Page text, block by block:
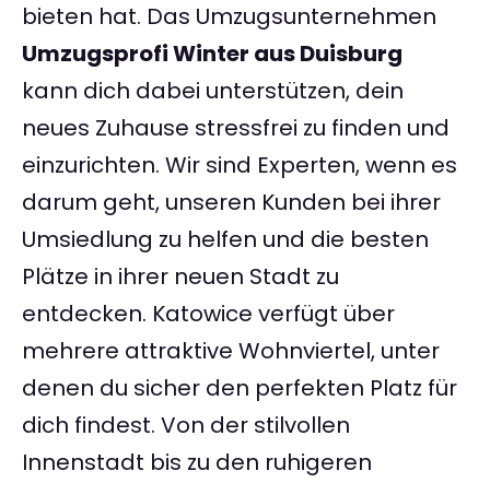
bieten hat. Das Umzugsunternehmen
Umzugsprofi Winter aus Duisburg
kann dich dabei unterstützen, dein
neues Zuhause stressfrei zu finden und
einzurichten. Wir sind Experten, wenn es
darum geht, unseren Kunden bei ihrer
Umsiedlung zu helfen und die besten
Plätze in ihrer neuen Stadt zu
entdecken. Katowice verfügt über
mehrere attraktive Wohnviertel, unter
denen du sicher den perfekten Platz für
dich findest. Von der stilvollen
Innenstadt bis zu den ruhigeren